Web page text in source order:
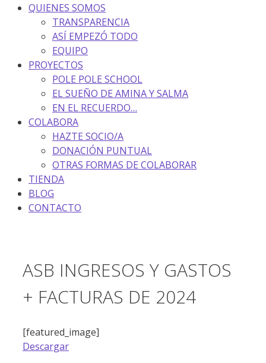
QUIENES SOMOS
TRANSPARENCIA
ASÍ EMPEZÓ TODO
EQUIPO
PROYECTOS
POLE POLE SCHOOL
EL SUEÑO DE AMINA Y SALMA
EN EL RECUERDO…
COLABORA
HAZTE SOCIO/A
DONACIÓN PUNTUAL
OTRAS FORMAS DE COLABORAR
TIENDA
BLOG
CONTACTO
ASB INGRESOS Y GASTOS
+ FACTURAS DE 2024
[featured_image]
Descargar